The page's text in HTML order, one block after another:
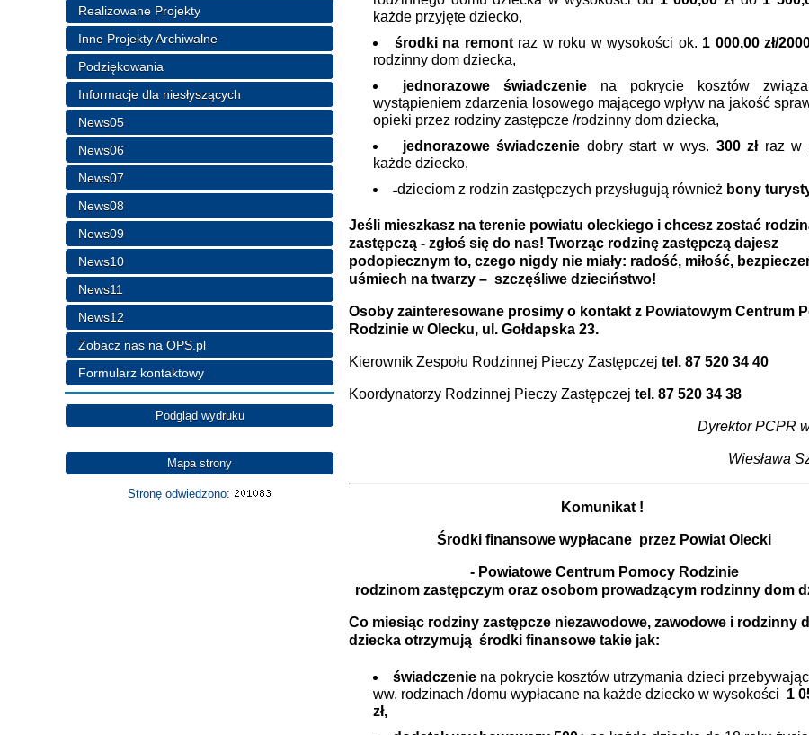
Realizowane Projekty
Inne Projekty Archiwalne
Podziękowania
Informacje dla niesłyszących
News05
News06
News07
News08
News09
News10
News11
News12
Zobacz nas na OPS.pl
Formularz kontaktowy
Podgląd wydruku
Mapa strony
Stronę odwiedzono:
każde przyjęte dziecko,
środki na remontraz w roku w wysokości ok. 1 000,00 zł/
rodzinny dom dziecka,
jednorazowe świadczenie na pokrycie kosztów
wystąpieniem zdarzenia losowego mającego wpływ na jakość
opieki przez rodziny zastępcze /rodzinny dom dziecka,
jednorazowe świadczenie dobry start w wys. 300 zł raz w
każde dziecko,
˗dzieciom z rodzin zastępczych przysługują również bony
Jeśli mieszkasz na terenie powiatu oleckiego i chcesz zostać
zastępczą - zgłoś się do nas! Tworząc rodzinę zastępczą dajesz
podopiecznym to, czego nigdy nie miały: radość, miłość,
uśmiech na twarzy – szczęśliwe dzieciństwo!
Osoby zainteresowane prosimy o kontakt z Powiatowym Centrum
Rodzinie w Olecku, ul. Gołdapska 23.
Kierownik Zespołu Rodzinnej Pieczy Zastępczej tel. 87 520 34 40
Koordynatorzy Rodzinnej Pieczy Zastępczej tel. 87 520 34 38
Dyrektor PCPR
Wiesława
Komunikat !
Środki finansowe wypłacane przez Powiat Olecki
- Powiatowe Centrum Pomocy Rodzinie
rodzinom zastępczym oraz osobom prowadzącym rodzinny dom
Co miesiąc rodziny zastępcze niezawodowe, zawodowe i rodzinny
dziecka otrzymują środki finansowe takie jak:
świadczenie na pokrycie kosztów utrzymania dzieci
ww. rodzinach /domu wypłacane na każde dziecko w wysokości 1
zł,